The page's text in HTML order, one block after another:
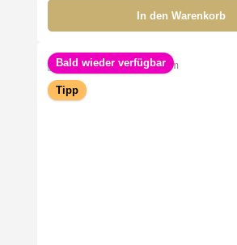
In den Warenkorb
Bald wieder verfügbar
Tipp